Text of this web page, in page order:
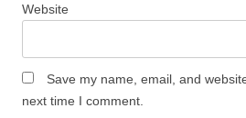
Website
Save my name, email, and
next time I comment.